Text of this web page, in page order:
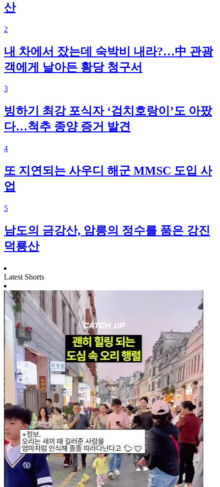
산
2
내 차에서 잤는데 숙박비 내라?…中 관광
객에게 날아든 황당 청구서
3
빙하기 최강 포식자 ‘검치호랑이’도 아팠
다…척추 종양 증거 발견
4
또 지연되는 사우디 해군 MMSC 도입 사
업
5
남도의 금강산, 암릉의 정수를 품은 강진
덕룡산
Latest Shorts